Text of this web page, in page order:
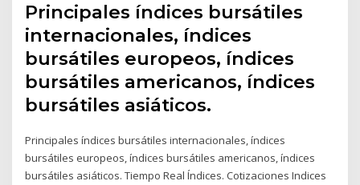
Principales índices bursátiles
internacionales, índices
bursátiles europeos, índices
bursátiles americanos, índices
bursátiles asiáticos.
Principales índices bursátiles internacionales, índices
bursátiles europeos, índices bursátiles americanos, índices
bursátiles asiáticos. Tiempo Real Índices. Cotizaciones Indices